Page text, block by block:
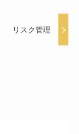
リスク管理